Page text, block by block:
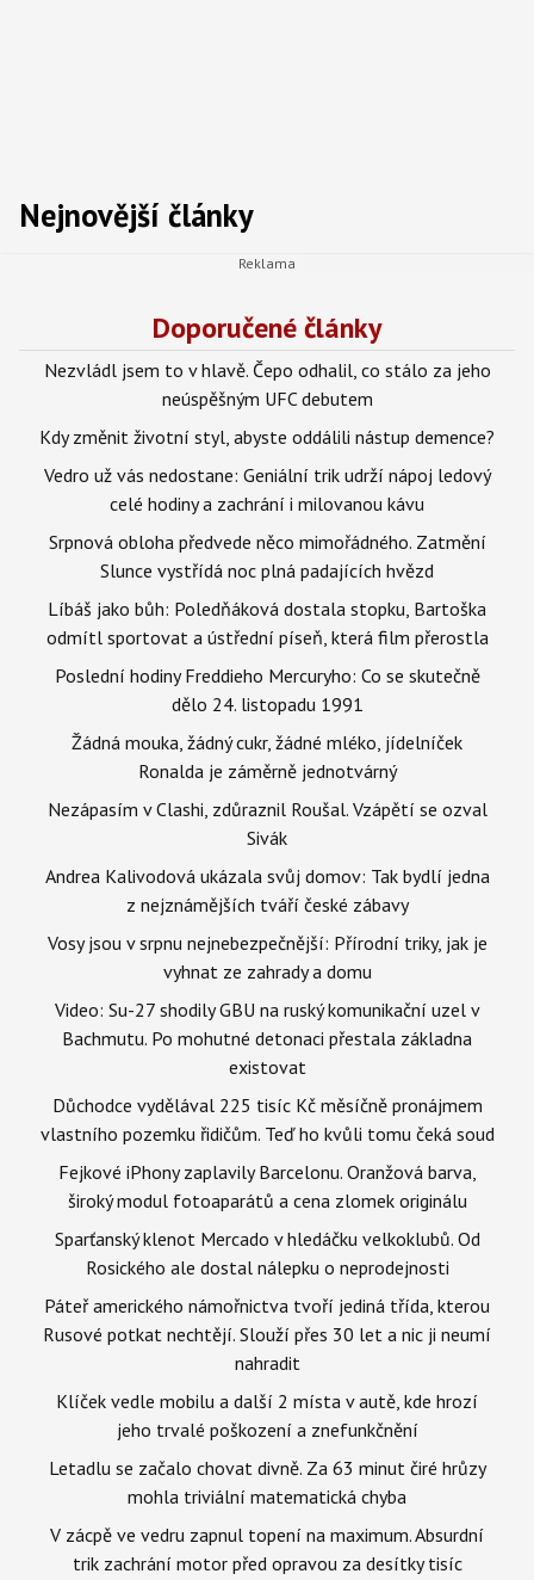
Nejnovější články
Doporučené články
Nezvládl jsem to v hlavě. Čepo odhalil, co stálo za jeho
neúspěšným UFC debutem
Kdy změnit životní styl, abyste oddálili nástup demence?
Vedro už vás nedostane: Geniální trik udrží nápoj ledový
celé hodiny a zachrání i milovanou kávu
Srpnová obloha předvede něco mimořádného. Zatmění
Slunce vystřídá noc plná padajících hvězd
Líbáš jako bůh: Poledňáková dostala stopku, Bartoška
odmítl sportovat a ústřední píseň, která film přerostla
Poslední hodiny Freddieho Mercuryho: Co se skutečně
dělo 24. listopadu 1991
Žádná mouka, žádný cukr, žádné mléko, jídelníček
Ronalda je záměrně jednotvárný
Nezápasím v Clashi, zdůraznil Roušal. Vzápětí se ozval
Sivák
Andrea Kalivodová ukázala svůj domov: Tak bydlí jedna
z nejznámějších tváří české zábavy
Vosy jsou v srpnu nejnebezpečnější: Přírodní triky, jak je
vyhnat ze zahrady a domu
Video: Su-27 shodily GBU na ruský komunikační uzel v
Bachmutu. Po mohutné detonaci přestala základna
existovat
Důchodce vydělával 225 tisíc Kč měsíčně pronájmem
vlastního pozemku řidičům. Teď ho kvůli tomu čeká soud
Fejkové iPhony zaplavily Barcelonu. Oranžová barva,
široký modul fotoaparátů a cena zlomek originálu
Sparťanský klenot Mercado v hledáčku velkoklubů. Od
Rosického ale dostal nálepku o neprodejnosti
Páteř amerického námořnictva tvoří jediná třída, kterou
Rusové potkat nechtějí. Slouží přes 30 let a nic ji neumí
nahradit
Klíček vedle mobilu a další 2 místa v autě, kde hrozí
jeho trvalé poškození a znefunkčnění
Letadlu se začalo chovat divně. Za 63 minut čiré hrůzy
mohla triviální matematická chyba
V zácpě ve vedru zapnul topení na maximum. Absurdní
trik zachrání motor před opravou za desítky tisíc